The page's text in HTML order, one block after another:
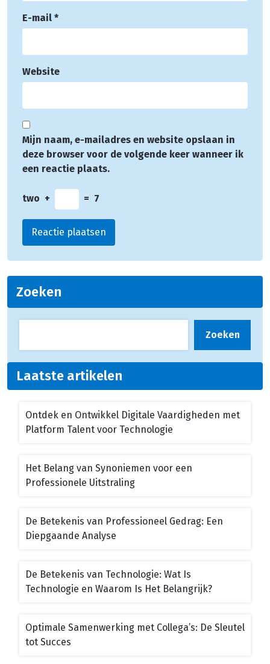
E-mail *
Website
Mijn naam, e-mailadres en website opslaan in
deze browser voor de volgende keer wanneer ik
een reactie plaats.
two + = 7
Zoeken
Zoeken
Laatste artikelen
Ontdek en Ontwikkel Digitale Vaardigheden met
Platform Talent voor Technologie
Het Belang van Synoniemen voor een
Professionele Uitstraling
De Betekenis van Professioneel Gedrag: Een
Diepgaande Analyse
De Betekenis van Technologie: Wat Is
Technologie en Waarom Is Het Belangrijk?
Optimale Samenwerking met Collega’s: De Sleutel
tot Succes